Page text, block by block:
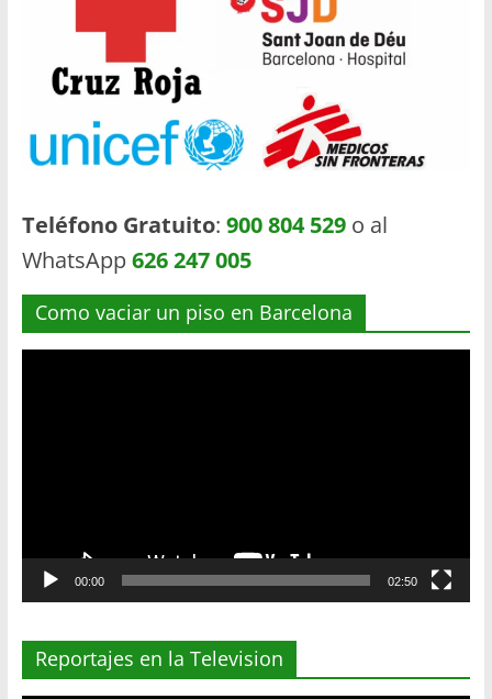
Teléfono Gratuito: 900 804 529o al
WhatsApp 626 247 005
Como vaciar un piso en Barcelona
00:00 02:50
Reportajes en la Television